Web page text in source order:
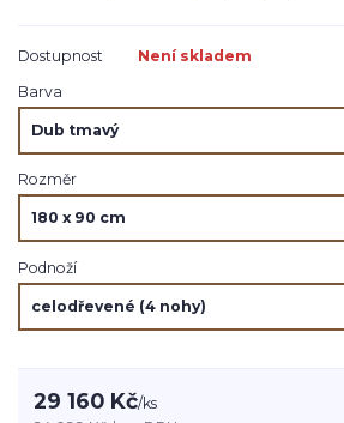
Dostupnost
Není skladem
Barva
Rozměr
Podnoží
29 160 Kč/ks